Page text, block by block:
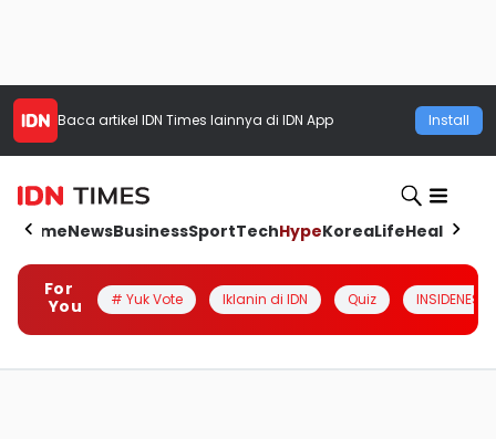
Baca artikel IDN Times lainnya di IDN App Install
HomeNewsBusinessSportTechHypeKoreaLifeHealth
For
You
# Yuk Vote Iklanin di IDN Quiz INSIDENESIA